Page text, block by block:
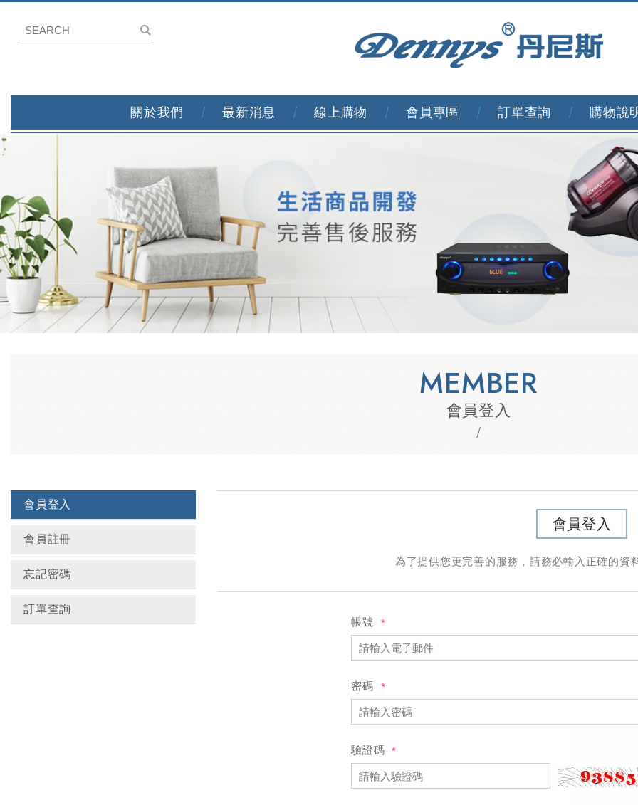
關於我們 最新消息 線上購物 會員專區 訂單查詢 購物說
MEMBER
會員登入
會員登入
會員註冊
忘記密碼
訂單查詢
會員登入
為了提供您更完善的服務，請務必輸入正確的資
帳號
密碼
驗證碼